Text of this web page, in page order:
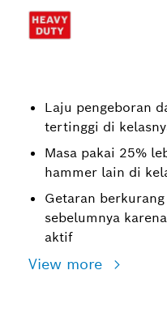
Laju pengeboran
tertinggi di
Masa pakai 25%
hammer lain di
Getaran
sebelumnya
aktif
View more